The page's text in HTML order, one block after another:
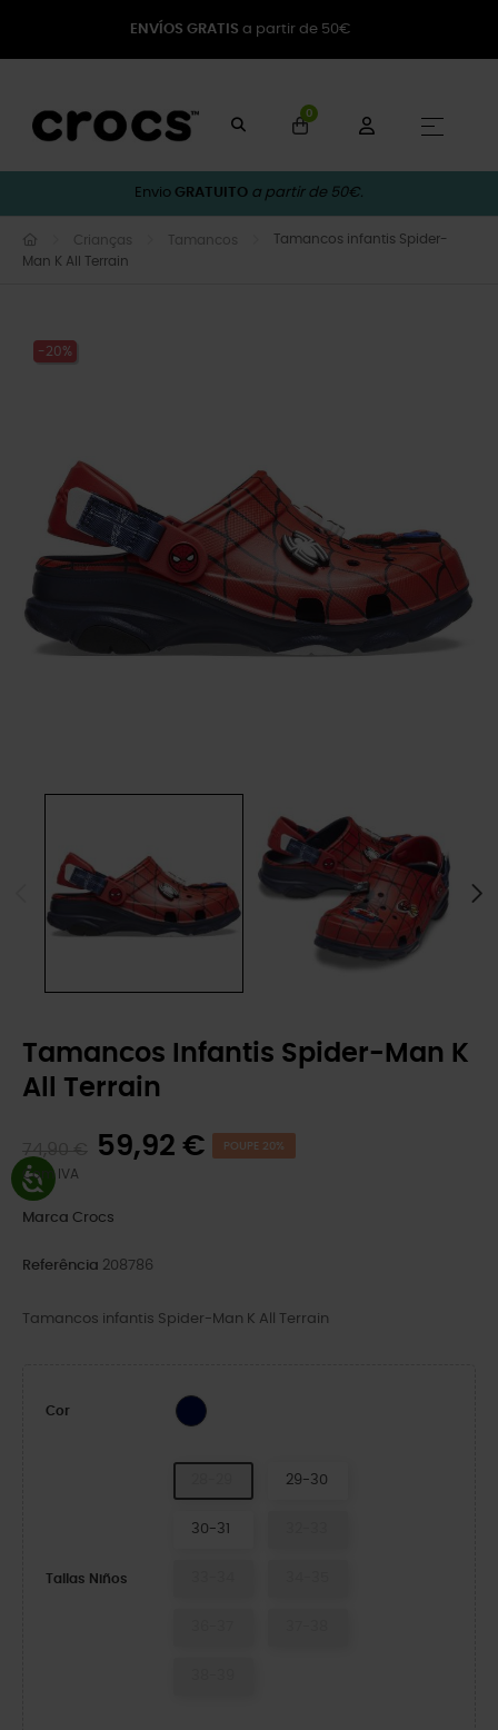
ENVÍOS GRATIS a partir de 50€
0
☰
Envio GRATUITO a partir de 50€.
Crianças Tamancos
Tamancos infantis Spider-
Man K All Terrain
-20%
Tamancos Infantis Spider-Man K
All Terrain
59,92 € POUPE 20%
Com IVA
Marca Crocs
Referência 208786
Tamancos infantis Spider-Man K All Terrain
Cor NAVY
Tallas Niños
29-30
30-31